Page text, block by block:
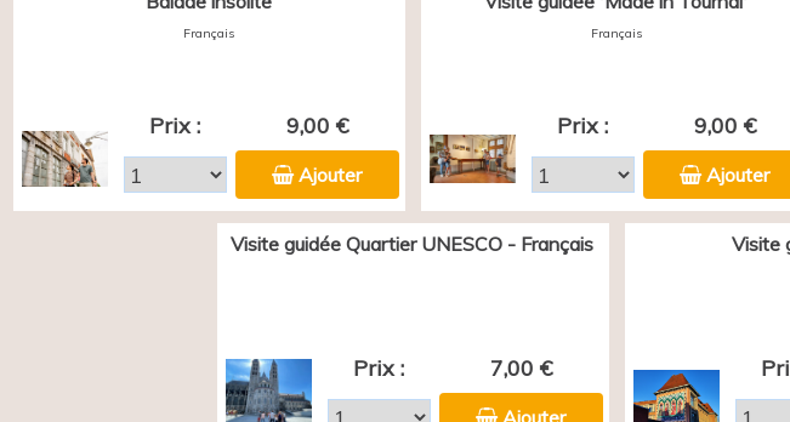
Français
Prix : 9,00 €
Ajouter
Français
Prix : 9,00 €
Ajouter
Visite guidée Quartier UNESCO - Français
Prix : 7,00 €
Ajouter
Visite